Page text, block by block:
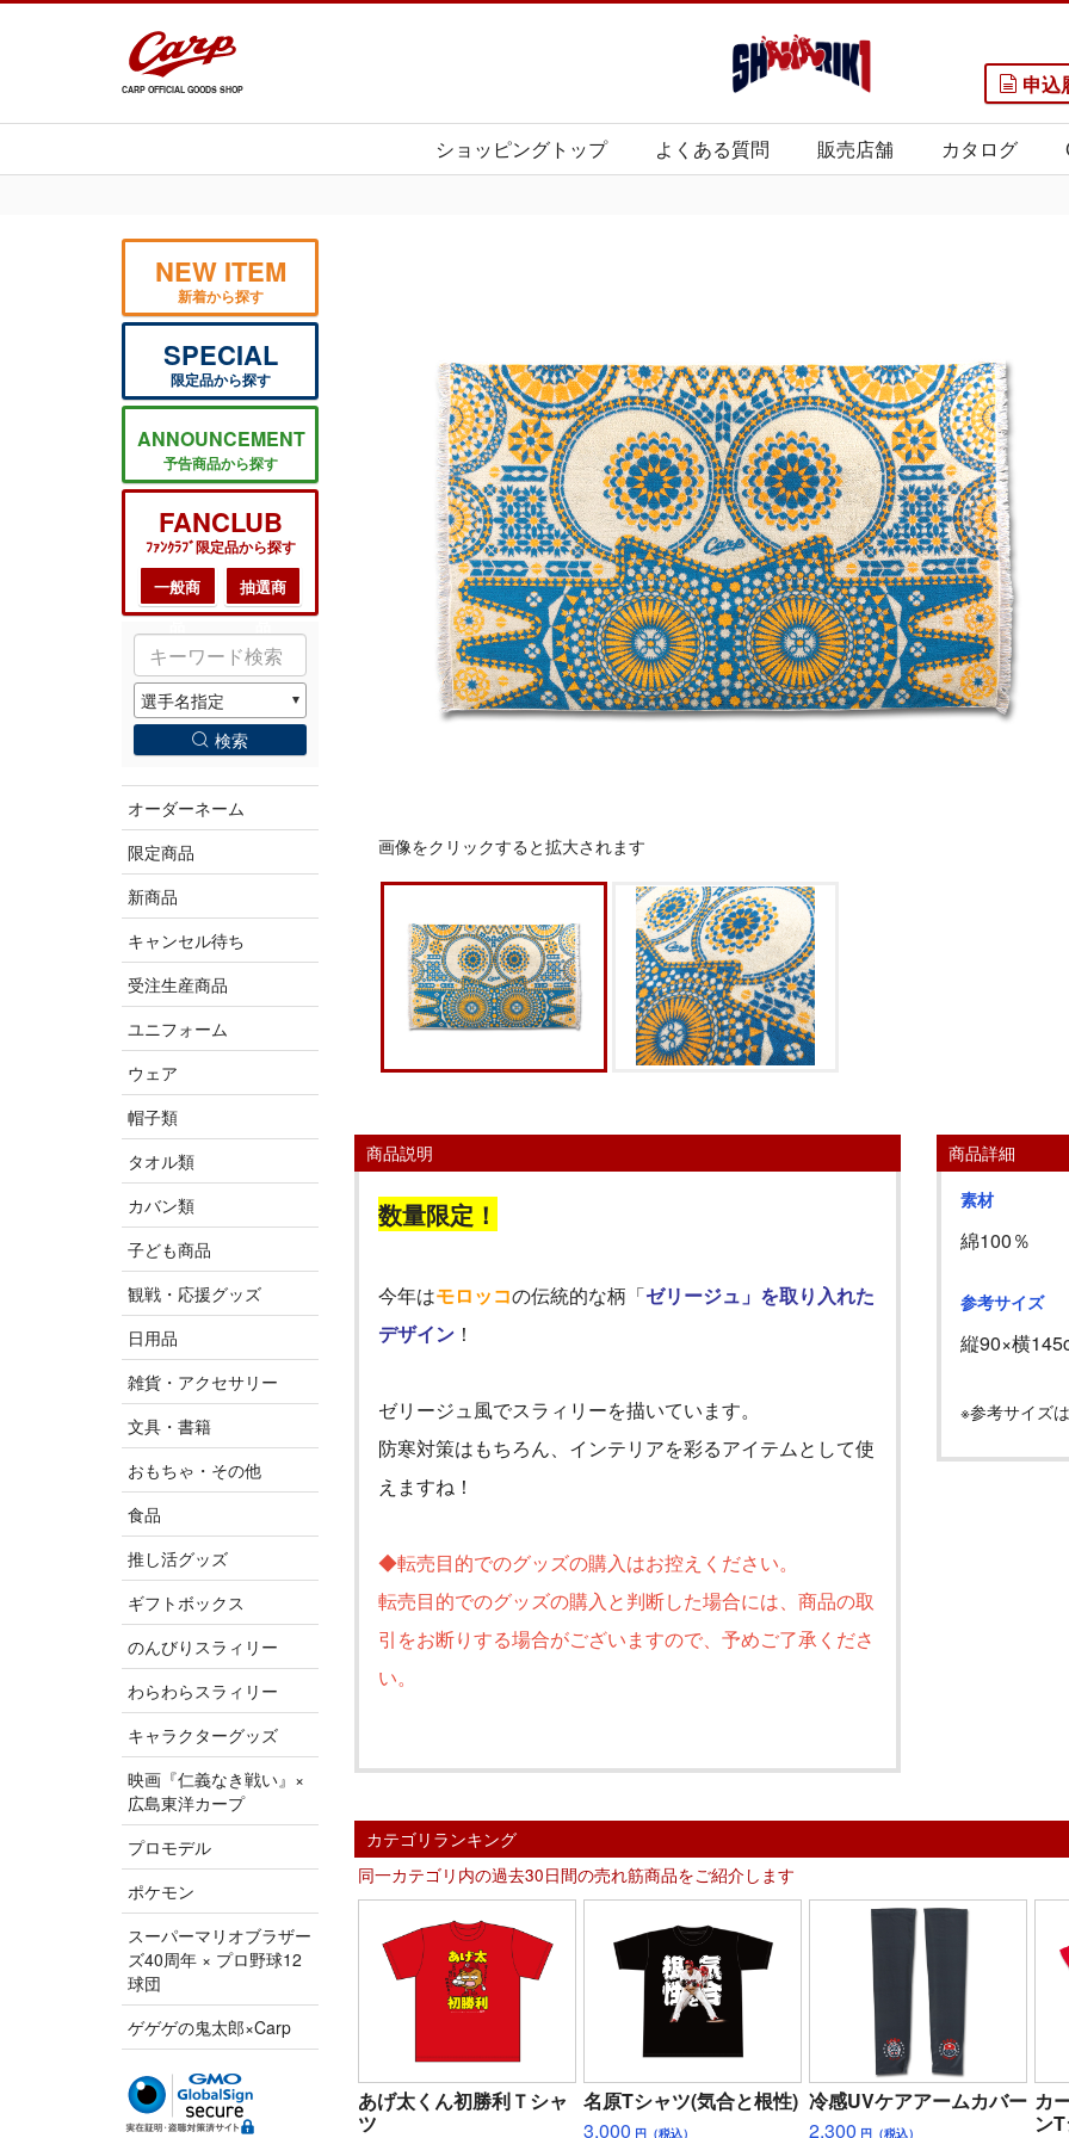
CARP OFFICIAL GOODS SHOP 申込
ショッピングトップ よくある質問 販売店舗 カタログ
NEW ITEM
新着から探す
SPECIAL
限定品から探す
ANNOUNCEMENT
予告商品から探す
FANCLUB
ﾌｧﾝｸﾗﾌﾞ限定品から探す
一般商
抽選商
検索
オーダーネーム
限定商品
新商品
キャンセル待ち
受注生産商品
ユニフォーム
ウェア
帽子類
タオル類
カバン類
子ども商品
観戦・応援グッズ
日用品
雑貨・アクセサリー
文具・書籍
おもちゃ・その他
食品
推し活グッズ
ギフトボックス
のんびりスラィリー
わらわらスラィリー
キャラクターグッズ
映画『仁義なき戦い』×
広島東洋カープ
プロモデル
ポケモン
スーパーマリオブラザー
ズ40周年 × プロ野球12
球団
ゲゲゲの鬼太郎×Carp
画像をクリックすると拡大されます
商品説明
数量限定！
今年はモロッコの伝統的な柄「ゼリージュ」を取り入れた
デザイン ！
ゼリージュ風でスラィリーを描いています。
防寒対策はもちろん、インテリアを彩るアイテムとして使
えますね！
◆転売目的でのグッズの購入はお控えください。
転売目的でのグッズの購入と判断した場合には、商品の取
引をお断りする場合がございますので、予めご了承くださ
い。
商品詳細
素材
綿100％
参考サイズ
縦90×横
※参考サイズ
カテゴリランキング
同一カテゴリ内の過去30日間の売れ筋商品をご紹介します
あげ太くん初勝利Ｔシャ
ツ
名原Tシャツ(気合と根性)
3,000 円（税込）
冷感UVケアアームカバー
2,300 円（税込）
カ
ン